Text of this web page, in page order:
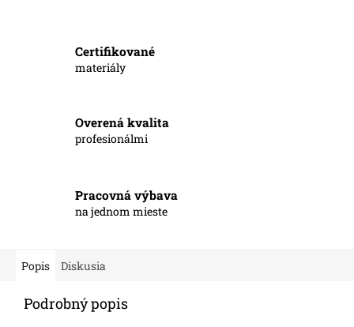
Certifikované
materiály
Overená kvalita
profesionálmi
Pracovná výbava
na jednom mieste
Popis Diskusia
Podrobný popis